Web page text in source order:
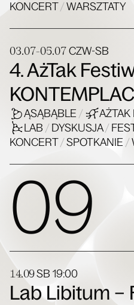
KONCERT/ WARSZTATY
03.07-05.07 CZW-SB
4. AżTak
ĄSĄBĄBLE / AŻTAK
LAB / DYSKUSJA/
KONCERT/ SPOTKANIE /
09
14.09SB 19:00
Lab Libitum –